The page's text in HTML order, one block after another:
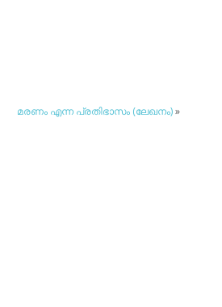
മരണം എന്ന പ്രതിഭാസം (ലേഖനം)»